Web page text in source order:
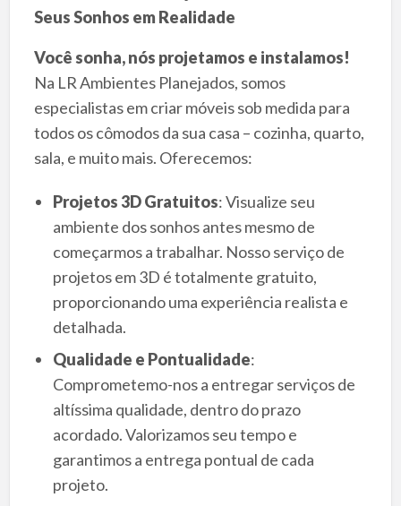
Seus Sonhos em Realidade
Você sonha, nós projetamos e instalamos!
Na LR Ambientes Planejados, somos
especialistas em criar móveis sob medida para
todos os cômodos da sua casa – cozinha, quarto,
sala, e muito mais. Oferecemos:
Projetos 3D Gratuitos: Visualize seu
ambiente dos sonhos antes mesmo de
começarmos a trabalhar. Nosso serviço de
projetos em 3D é totalmente gratuito,
proporcionando uma experiência realista e
detalhada.
Qualidade e Pontualidade:
Comprometemo-nos a entregar serviços de
altíssima qualidade, dentro do prazo
acordado. Valorizamos seu tempo e
garantimos a entrega pontual de cada
projeto.